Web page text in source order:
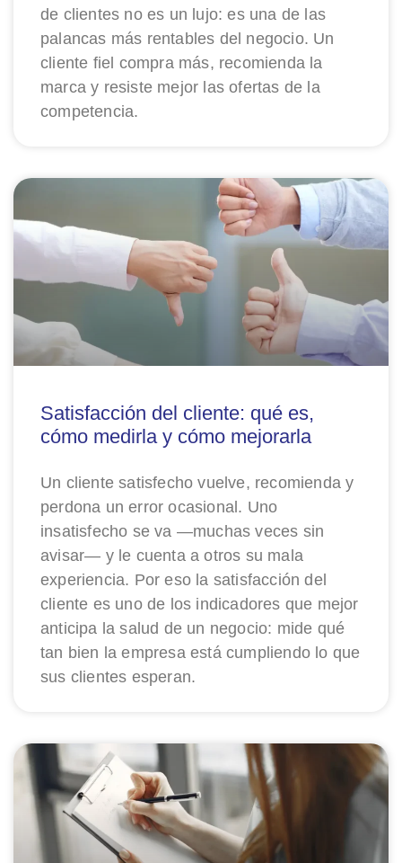
de clientes no es un lujo: es una de las
palancas más rentables del negocio. Un
cliente fiel compra más, recomienda la
marca y resiste mejor las ofertas de la
competencia.
Satisfacción del cliente: qué es,
cómo medirla y cómo mejorarla
Un cliente satisfecho vuelve, recomienda y
perdona un error ocasional. Uno
insatisfecho se va —muchas veces sin
avisar— y le cuenta a otros su mala
experiencia. Por eso la satisfacción del
cliente es uno de los indicadores que mejor
anticipa la salud de un negocio: mide qué
tan bien la empresa está cumpliendo lo que
sus clientes esperan.